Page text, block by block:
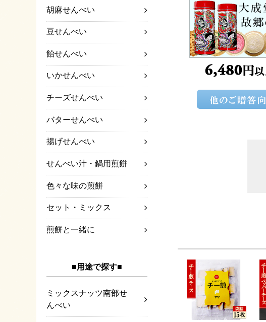
胡麻せんべい
豆せんべい
飴せんべい
いかせんべい
チーズせんべい
バターせんべい
揚げせんべい
せんべい汁・鍋用煎餅
色々な味の煎餅
セット・ミックス
煎餅と一緒に
■用途で探す■
ミックスナッツ南部せ
んべい